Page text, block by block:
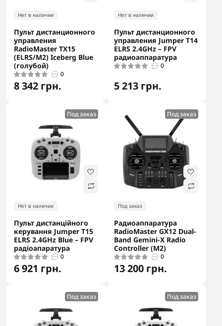
Нет в наличии
Пульт дистанционного
управления
RadioMaster TX15
(ELRS/M2) Iceberg Blue
(голубой)
0
8 342 грн.
Нет в наличии
Пульт дистанционного
управления Jumper T14
ELRS 2.4GHz – FPV
радиоаппаратура
0
5 213 грн.
Под заказ
Нет в наличии
Пульт дистанційного
керування Jumper T15
ELRS 2.4GHz Blue – FPV
радіоапаратура
0
6 921 грн.
Под заказ
Под заказ
Радиоаппаратура
RadioMaster GX12 Dual-
Band Gemini-X Radio
Controller (M2)
0
13 200 грн.
Под заказ Под заказ